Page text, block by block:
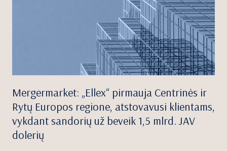
Mergermarket: „Ellex“ pirmauja Centrinės ir
Rytų Europos regione, atstovavusi klientams,
vykdant sandorių už beveik 1,5 mlrd. JAV
dolerių